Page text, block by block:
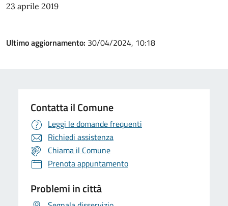
23 aprile 2019
Ultimo aggiornamento: 30/04/2024, 10:18
Contatta il Comune
Leggi le domande frequenti
Richiedi assistenza
Chiama il Comune
Prenota appuntamento
Problemi in città